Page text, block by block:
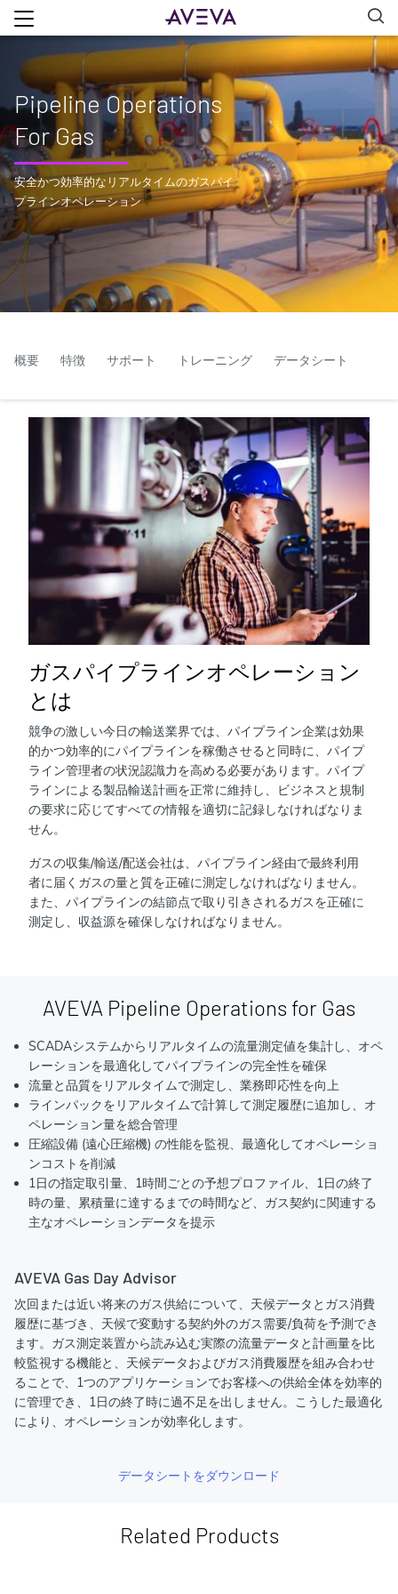
Pipeline Operations
For Gas
安全かつ効率的なリアルタイムのガスパイ
プラインオペレーション
概要 特徴 サポート トレーニング データシート
ガスパイプラインオペレーション
とは
競争の激しい今日の輸送業界では、パイプライン企業は効果
的かつ効率的にパイプラインを稼働させると同時に、パイプ
ライン管理者の状況認識力を高める必要があります。パイプ
ラインによる製品輸送計画を正常に維持し、ビジネスと規制
の要求に応じてすべての情報を適切に記録しなければなりま
せん。
ガスの収集/輸送/配送会社は、パイプライン経由で最終利用
者に届くガスの量と質を正確に測定しなければなりません。
また、パイプラインの結節点で取り引きされるガスを正確に
測定し、収益源を確保しなければなりません。
AVEVA Pipeline Operations for Gas
SCADAシステムからリアルタイムの流量測定値を集計し、オペ
レーションを最適化してパイプラインの完全性を確保
流量と品質をリアルタイムで測定し、業務即応性を向上
ラインパックをリアルタイムで計算して測定履歴に追加し、オ
ペレーション量を総合管理
圧縮設備 (遠心圧縮機) の性能を監視、最適化してオペレーショ
ンコストを削減
1日の指定取引量、1時間ごとの予想プロファイル、1日の終了
時の量、累積量に達するまでの時間など、ガス契約に関連する
主なオペレーションデータを提示
AVEVA Gas Day Advisor
次回または近い将来のガス供給について、天候データとガス消費
履歴に基づき、天候で変動する契約外のガス需要/負荷を予測でき
ます。ガス測定装置から読み込む実際の流量データと計画量を比
較監視する機能と、天候データおよびガス消費履歴を組み合わせ
ることで、1つのアプリケーションでお客様への供給全体を効率的
に管理でき、1日の終了時に過不足を出しません。こうした最適化
により、オペレーションが効率化します。
データシートをダウンロード
Related Products